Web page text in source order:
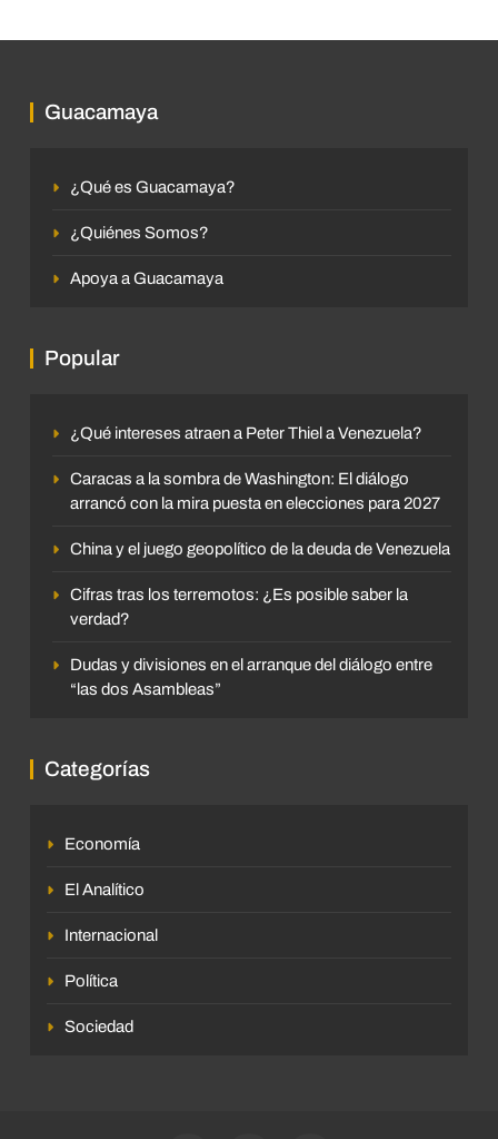
Guacamaya
¿Qué es Guacamaya?
¿Quiénes Somos?
Apoya a Guacamaya
Popular
¿Qué intereses atraen a Peter Thiel a Venezuela?
Caracas a la sombra de Washington: El diálogo
arrancó con la mira puesta en elecciones para 2027
China y el juego geopolítico de la deuda de Venezuela
Cifras tras los terremotos: ¿Es posible saber la
verdad?
Dudas y divisiones en el arranque del diálogo entre
“las dos Asambleas”
Categorías
Economía
El Analítico
Internacional
Política
Sociedad